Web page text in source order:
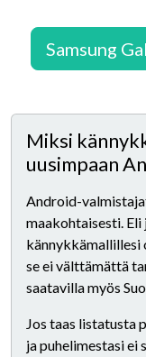
Samsung
Miksi
uusimpaan
Android-
maakohtaisesti. Eli
kännykkämallillesi
se ei välttämättä
saatavilla myös
Jos taas listatusta
ja puhelimestasi ei